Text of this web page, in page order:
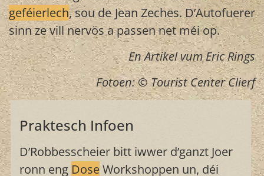
geféierlech, sou de Jean Zeches. D’Autofuerer
sinn ze vill nervös a passen net méi op.
En Artikel vum Eric Rings
Fotoen: © Tourist Center Clierf
Praktesch Infoen
D’Robbesscheier bitt iwwer d’ganzt Joer
ronn eng DoseWorkshoppen un, déi